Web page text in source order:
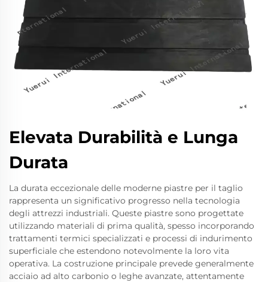
Elevata Durabilità e Lunga
Durata
La durata eccezionale delle moderne piastre per il taglio
rappresenta un significativo progresso nella tecnologia
degli attrezzi industriali. Queste piastre sono progettate
utilizzando materiali di prima qualità, spesso incorporando
trattamenti termici specializzati e processi di indurimento
superficiale che estendono notevolmente la loro vita
operativa. La costruzione principale prevede generalmente
acciaio ad alto carbonio o leghe avanzate, attentamente